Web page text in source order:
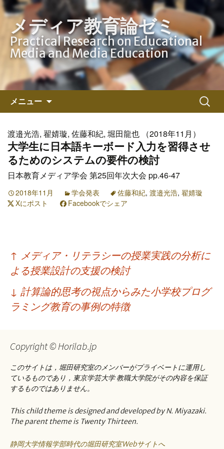
メディア教育論ゼミ
Practical Research on Educational
Media and Media Education
メニュー
ン
ツ
へ
ス
キ
ッ
検
索:
渡邉光浩, 翟婧璇, 佐藤和紀, 堀田龍也 （2018年11月）
大学生に日本語キーボード入力を習得させ
るためのシステムの要件の検討
日本教育メディア学会 第25回年次大会 pp.46-47
2018年11月 学会発表 佐藤和紀, 渡邉光浩, 翟婧璇
Xにポスト
Facebookでシェア
投
稿
ナ
ビ
ー
ョ
ン
↑ メディア・リテラシーの授業実践の分析に
よる授業設計の支援の検討
↓ 計算論的思考の視点からみた小学校プログ
ラミング教育の事例の特徴
Copyright © Horilab.jp
このサイトは，堀田研究室のメンバーがプライベートに運用し
ているものであり，東京学芸大学 教職大学院がその内容を保証
するものではありません。
This child theme is designed and developed by N. Miyazaki.
The parent theme is Twenty Thirteen.
静岡大学情報学部時代の堀田研究室Webサイトへ